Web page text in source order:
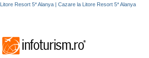
Litore Resort 5* Alanya | Cazare la Litore Resort 5* Alanya